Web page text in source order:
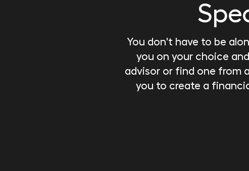
You don't have to be
you on your choice
advisor or find one from
you to create a